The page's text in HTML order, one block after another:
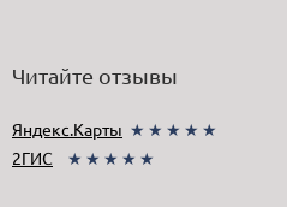
Читайте отзывы
Яндекс.Карты ★★★★★
2ГИС
★★★★★